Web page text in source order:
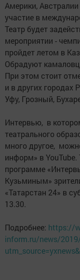
Америки,
участие в
Театр будет
мероприятии -
пройдет летом в
Обрадуют
При этом стоит
и в других городах
Уфу, Грозный,
Интервью, в
театрального
много другое,
информ» в
программе
Кузьминым»
«Татарстан 24» в
13.30.
Подробнее: https://
inform.ru/news/